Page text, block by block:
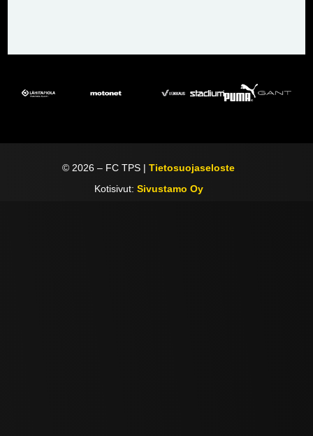
© 2026 – FC TPS |Tietosuojaseloste
Kotisivut: Sivustamo Oy